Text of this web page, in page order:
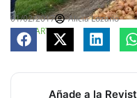
01/02/2017
Alicia Lozano
COMPARTE
Añade a la